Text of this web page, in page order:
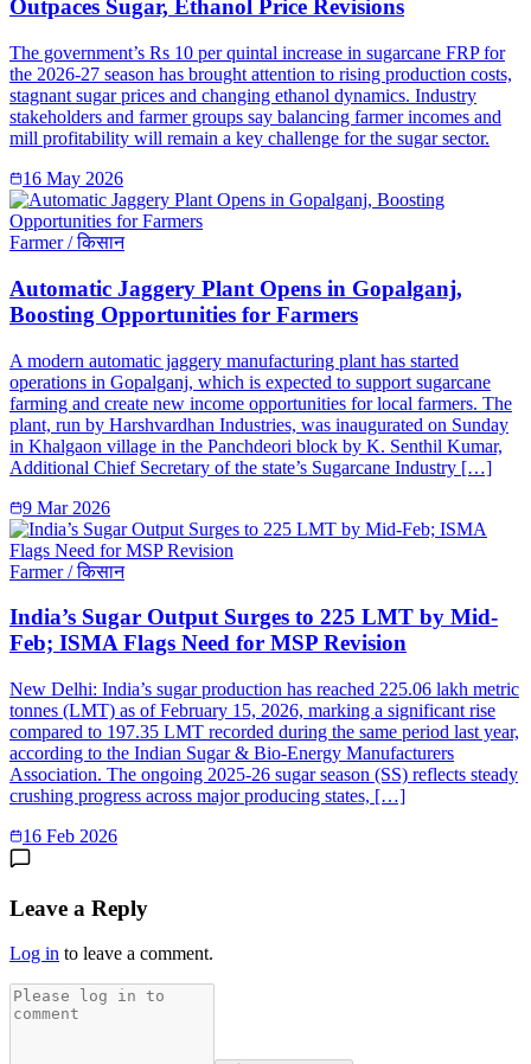
Outpaces Sugar, Ethanol Price Revisions
The government’s Rs 10 per quintal increase in sugarcane FRP for
the 2026-27 season has brought attention to rising production costs,
stagnant sugar prices and changing ethanol dynamics. Industry
stakeholders and farmer groups say balancing farmer incomes and
mill profitability will remain a key challenge for the sugar sector.
16 May 2026
Farmer / किसान
Automatic Jaggery Plant Opens in Gopalganj,
Boosting Opportunities for Farmers
A modern automatic jaggery manufacturing plant has started
operations in Gopalganj, which is expected to support sugarcane
farming and create new income opportunities for local farmers. The
plant, run by Harshvardhan Industries, was inaugurated on Sunday
in Khalgaon village in the Panchdeori block by K. Senthil Kumar,
Additional Chief Secretary of the state’s Sugarcane Industry […]
9 Mar 2026
Farmer / किसान
India’s Sugar Output Surges to 225 LMT by Mid-
Feb; ISMA Flags Need for MSP Revision
New Delhi: India’s sugar production has reached 225.06 lakh metric
tonnes (LMT) as of February 15, 2026, marking a significant rise
compared to 197.35 LMT recorded during the same period last year,
according to the Indian Sugar & Bio-Energy Manufacturers
Association. The ongoing 2025-26 sugar season (SS) reflects steady
crushing progress across major producing states, […]
16 Feb 2026
Leave a Reply
Log in to leave a comment.